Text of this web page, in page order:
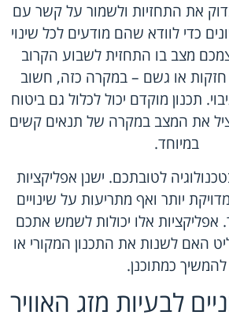
את התחזיות ולשמור על קשר עם
כדי לוודא שהם מודעים לכל שינוי
מצב בו התחזית לשבוע הקרוב
או גשם – במקרה כזה, חשוב
תכנון מוקדם יכול לכלול גם ביטוח
את המצב במקרה של תנאים קשים
במיוחד.
לטובתכם. ישנן אפליקציות
יותר ואף מתריעות על שינויים
אפליקציות אלו יכולות לשמש אתכם
האם לשנות את התכנון המקורי או
להמשיך כמתוכנן.
לבעיות מזג האוויר